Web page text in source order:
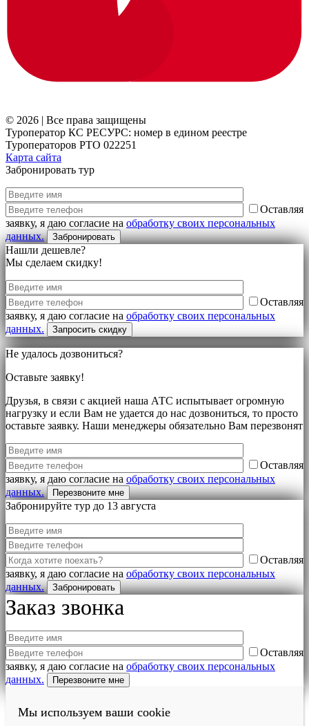
© 2026 | Все права защищены
Туроператор КС РЕСУРС: номер в едином реестре
Туроператоров РТО 022251
Карта сайта
Забронировать тур
Оставляя
заявку, я даю согласие на обработку своих персональных
данных.
Нашли дешевле?
Мы сделаем скидку!
Оставляя
заявку, я даю согласие на обработку своих персональных
данных.
Не удалось дозвониться?
Оставьте заявку!
Друзья, в связи с акцией наша АТС испытывает огромную
нагрузку и если Вам не удается до нас дозвониться, то просто
оставьте заявку. Наши менеджеры обязательно Вам перезвонят
Оставляя
заявку, я даю согласие на обработку своих персональных
данных.
Забронируйте тур до 13 августа
Оставляя
заявку, я даю согласие на обработку своих персональных
данных.
Заказ звонка
Оставляя
заявку, я даю согласие на обработку своих персональных
данных.
Мы используем ваши cookie